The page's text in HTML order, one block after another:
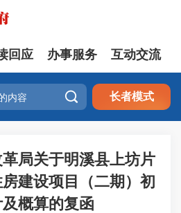
回应 办事服务 互动交流
 长者模式
局关于明溪县上坊片
建设项目（二期）初
概算的复函